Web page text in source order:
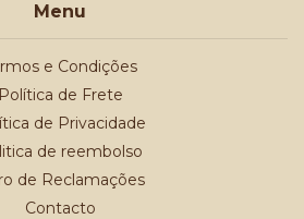
Menu
e Condições
Política de Frete
de Privacidade
de reembolso
de Reclamações
Contacto